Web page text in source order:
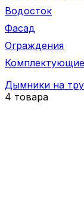
Водосток
Фасад
Ограждения
Комплектующие
Дымники на
4 товара